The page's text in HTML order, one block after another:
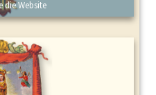
die Website